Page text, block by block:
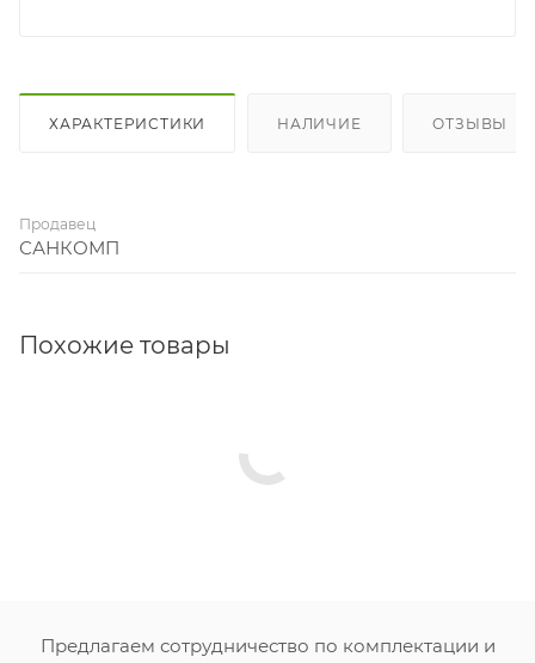
ХАРАКТЕРИСТИКИ НАЛИЧИЕ ОТЗЫВЫ
Продавец
САНКОМП
Похожие товары
Предлагаем сотрудничество по комплектации и